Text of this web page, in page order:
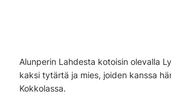
Alunperin Lahdesta kotoisin olevalla
kaksi tytärtä ja mies, joiden kanssa
Kokkolassa.